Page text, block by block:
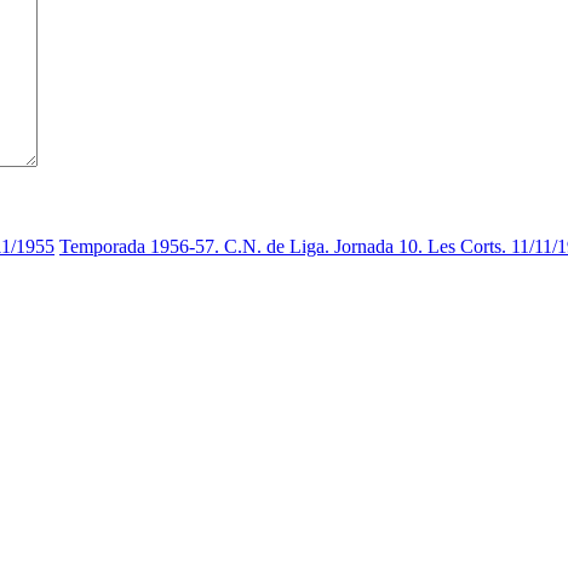
1955 Temporada 1956-57. C.N. de Liga. Jornada 10. Les Corts. 11/11/